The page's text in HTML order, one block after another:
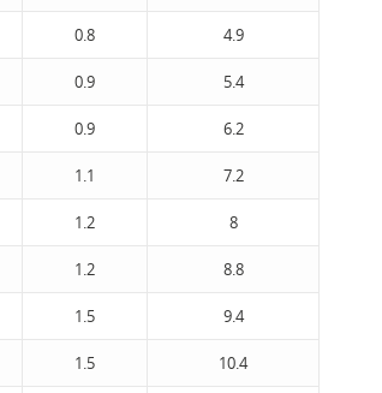
0.8 4.9
0.9 5.4
0.9 6.2
1.1 7.2
1.2 8
1.2 8.8
1.5 9.4
1.5 10.4